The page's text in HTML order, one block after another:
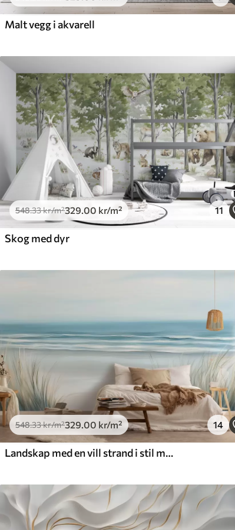
650.00390.00kr/m²
Malt vegg i akvarell
548.33kr/m²329.00 kr/m² 11
Skog med dyr
548.33kr/m²329 .00 kr/m² 14
Landskap med en vill strand i stil med oljemaleri